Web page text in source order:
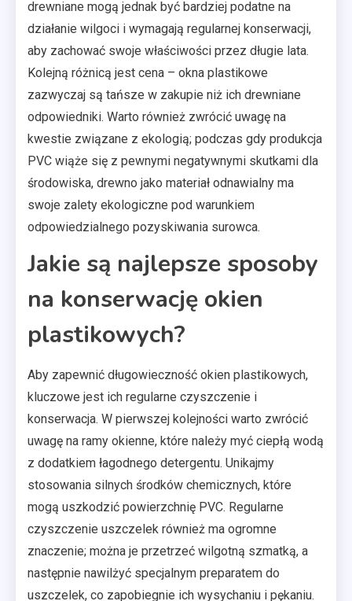
drewniane mogą jednak być bardziej podatne na
działanie wilgoci i wymagają regularnej konserwacji,
aby zachować swoje właściwości przez długie lata.
Kolejną różnicą jest cena – okna plastikowe
zazwyczaj są tańsze w zakupie niż ich drewniane
odpowiedniki. Warto również zwrócić uwagę na
kwestie związane z ekologią; podczas gdy produkcja
PVC wiąże się z pewnymi negatywnymi skutkami dla
środowiska, drewno jako materiał odnawialny ma
swoje zalety ekologiczne pod warunkiem
odpowiedzialnego pozyskiwania surowca.
Jakie są najlepsze sposoby
na konserwację okien
plastikowych?
Aby zapewnić długowieczność okien plastikowych,
kluczowe jest ich regularne czyszczenie i
konserwacja. W pierwszej kolejności warto zwrócić
uwagę na ramy okienne, które należy myć ciepłą wodą
z dodatkiem łagodnego detergentu. Unikajmy
stosowania silnych środków chemicznych, które
mogą uszkodzić powierzchnię PVC. Regularne
czyszczenie uszczelek również ma ogromne
znaczenie; można je przetrzeć wilgotną szmatką, a
następnie nawilżyć specjalnym preparatem do
uszczelek, co zapobiegnie ich wysychaniu i pękaniu.